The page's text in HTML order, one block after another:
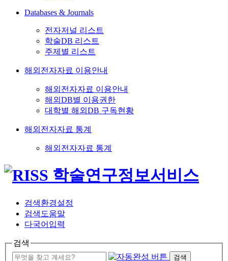
Databases & Journals
전자저널 리스트
학술DB 리스트
주제별 리스트
해외전자자료 이용안내
해외전자자료 이용안내
해외DB별 이용권한
대학별 해외DB 구독현황
해외전자자료 통계
해외전자자료 통계
검색환경설정
검색도움말
다국어입력
검색
검색